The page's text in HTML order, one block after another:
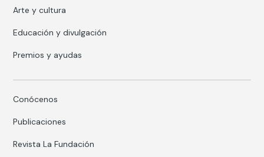
Arte y cultura
Educación y divulgación
Premios y ayudas
Conócenos
Publicaciones
Revista La Fundación